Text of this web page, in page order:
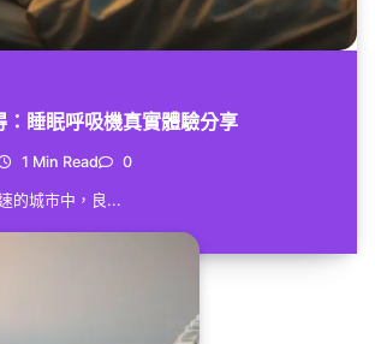
：睡眠呼吸機真實體驗分享
1 Min Read 0
的城市中，良...